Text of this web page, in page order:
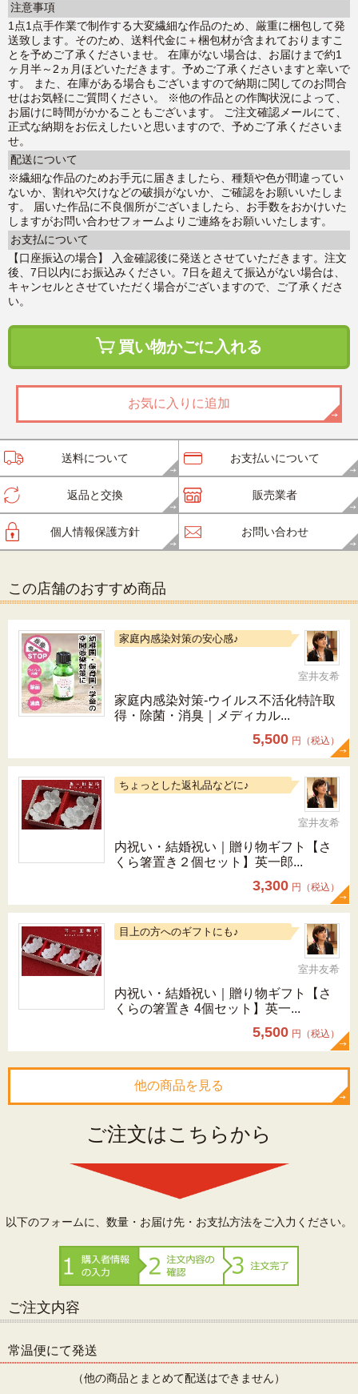
注意事項
1点1点手作業で制作する大変繊細な作品のため、厳重に梱包して発
送致します。そのため、送料代金に＋梱包材が含まれておりますこ
とを予めご了承くださいませ。 在庫がない場合は、お届けまで約1
ヶ月半～2ヵ月ほどいただきます。予めご了承くださいますと幸いで
す。 また、在庫がある場合もございますので納期に関してのお問合
せはお気軽にご質問ください。 ※他の作品との作陶状況によって、
お届けに時間がかかることもございます。 ご注文確認メールにて、
正式な納期をお伝えしたいと思いますので、予めご了承くださいま
せ。
配送について
※繊細な作品のためお手元に届きましたら、種類や色が間違ってい
ないか、割れや欠けなどの破損がないか、ご確認をお願いいたしま
す。 届いた作品に不良個所がございましたら、お手数をおかけいた
しますがお問い合わせフォームよりご連絡をお願いいたします。
お支払について
【口座振込の場合】 入金確認後に発送とさせていただきます。注文
後、7日以内にお振込みください。7日を超えて振込がない場合は、
キャンセルとさせていただく場合がございますので、ご了承くださ
い。
買い物かごに入れる
お気に入りに追加
送料について お支払いについて
返品と交換 販売業者
個人情報保護方針 お問い合わせ
この店舗のおすすめ商品
家庭内感染対策の安心感♪
室井友希
家庭内感染対策-ウイルス不活化特許取
得・除菌・消臭｜メディカル...
5,500 円（税込）
ちょっとした返礼品などに♪
室井友希
内祝い・結婚祝い｜贈り物ギフト【さ
くら箸置き２個セット】英一郎...
3,300 円（税込）
目上の方へのギフトにも♪
室井友希
内祝い・結婚祝い｜贈り物ギフト【さ
くらの箸置き 4個セット】英一...
5,500 円（税込）
他の商品を見る
ご注文はこちらから
以下のフォームに、数量・お届け先・お支払方法をご入力ください。
ご注文内容
常温便にて発送
（他の商品とまとめて配送はできません）